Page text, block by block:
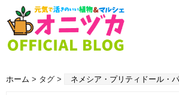
ホーム > タグ > ネメシア・プリティドール・